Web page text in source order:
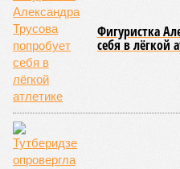
Фигуристка
себя в лёгкой